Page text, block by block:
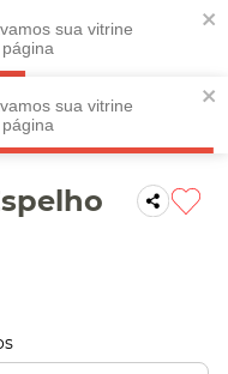
sua vitrine
sua vitrine
REGULAMENTO
Informe seu CEP